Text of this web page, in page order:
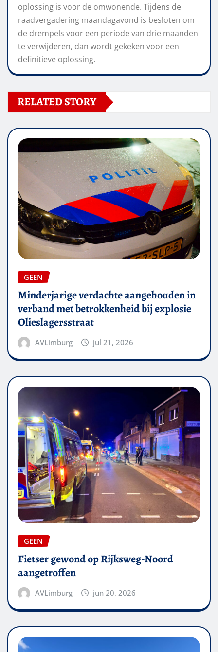
oplossing is voor de omwonende. Tijdens de
raadvergadering maandagavond is besloten om
de drempels voor een periode van drie maanden
te verwijderen, dan wordt gekeken voor een
definitieve oplossing.
RELATED STORY
GEEN
Minderjarige verdachte aangehouden in
verband met betrokkenheid bij explosie
Olieslagersstraat
AVLimburg jul 21, 2026
GEEN
Fietser gewond op Rijksweg-Noord
aangetroffen
AVLimburg jun 20, 2026